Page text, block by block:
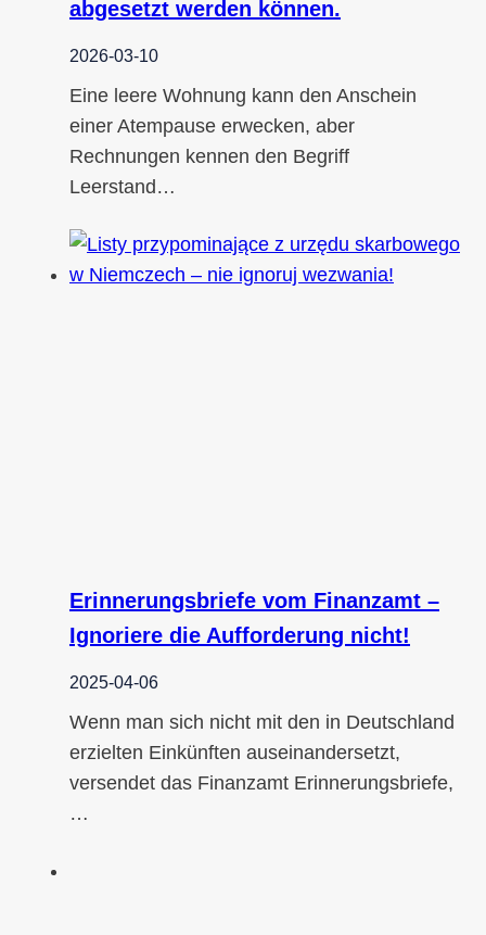
abgesetzt werden können.
2026-03-10
Eine leere Wohnung kann den Anschein
einer Atempause erwecken, aber
Rechnungen kennen den Begriff
Leerstand…
Erinnerungsbriefe vom Finanzamt –
Ignoriere die Aufforderung nicht!
2025-04-06
Wenn man sich nicht mit den in Deutschland
erzielten Einkünften auseinandersetzt,
versendet das Finanzamt Erinnerungsbriefe,
…